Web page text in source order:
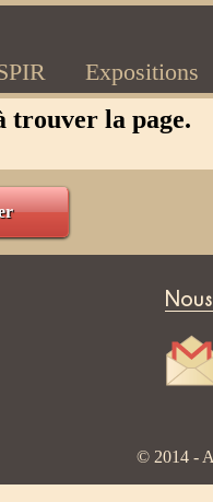
Expositions
trouver la page.
© 2014 -